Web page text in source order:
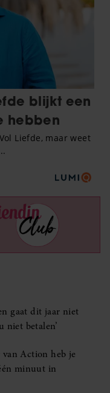
gaat dit jaar niet
niet betalen’
Action heb je
minuut in